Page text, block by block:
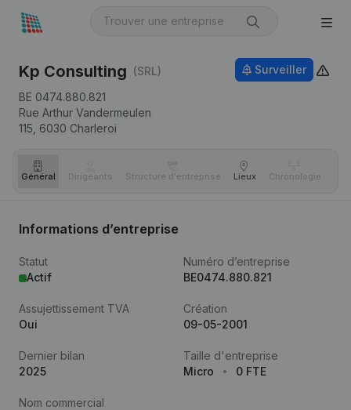
Kp Consulting (SRL)
BE 0474.880.821
Rue Arthur Vandermeulen
115, 6030 Charleroi
Surveiller
Général Dirigeants Structure d'entreprise Lieux Chronologie
Informations d’entreprise
Statut
Actif
Numéro d’entreprise
BE0474.880.821
Assujettissement TVA
Oui
Création
09-05-2001
Dernier bilan
2025
Taille d'entreprise
Micro
0 FTE
Nom commercial